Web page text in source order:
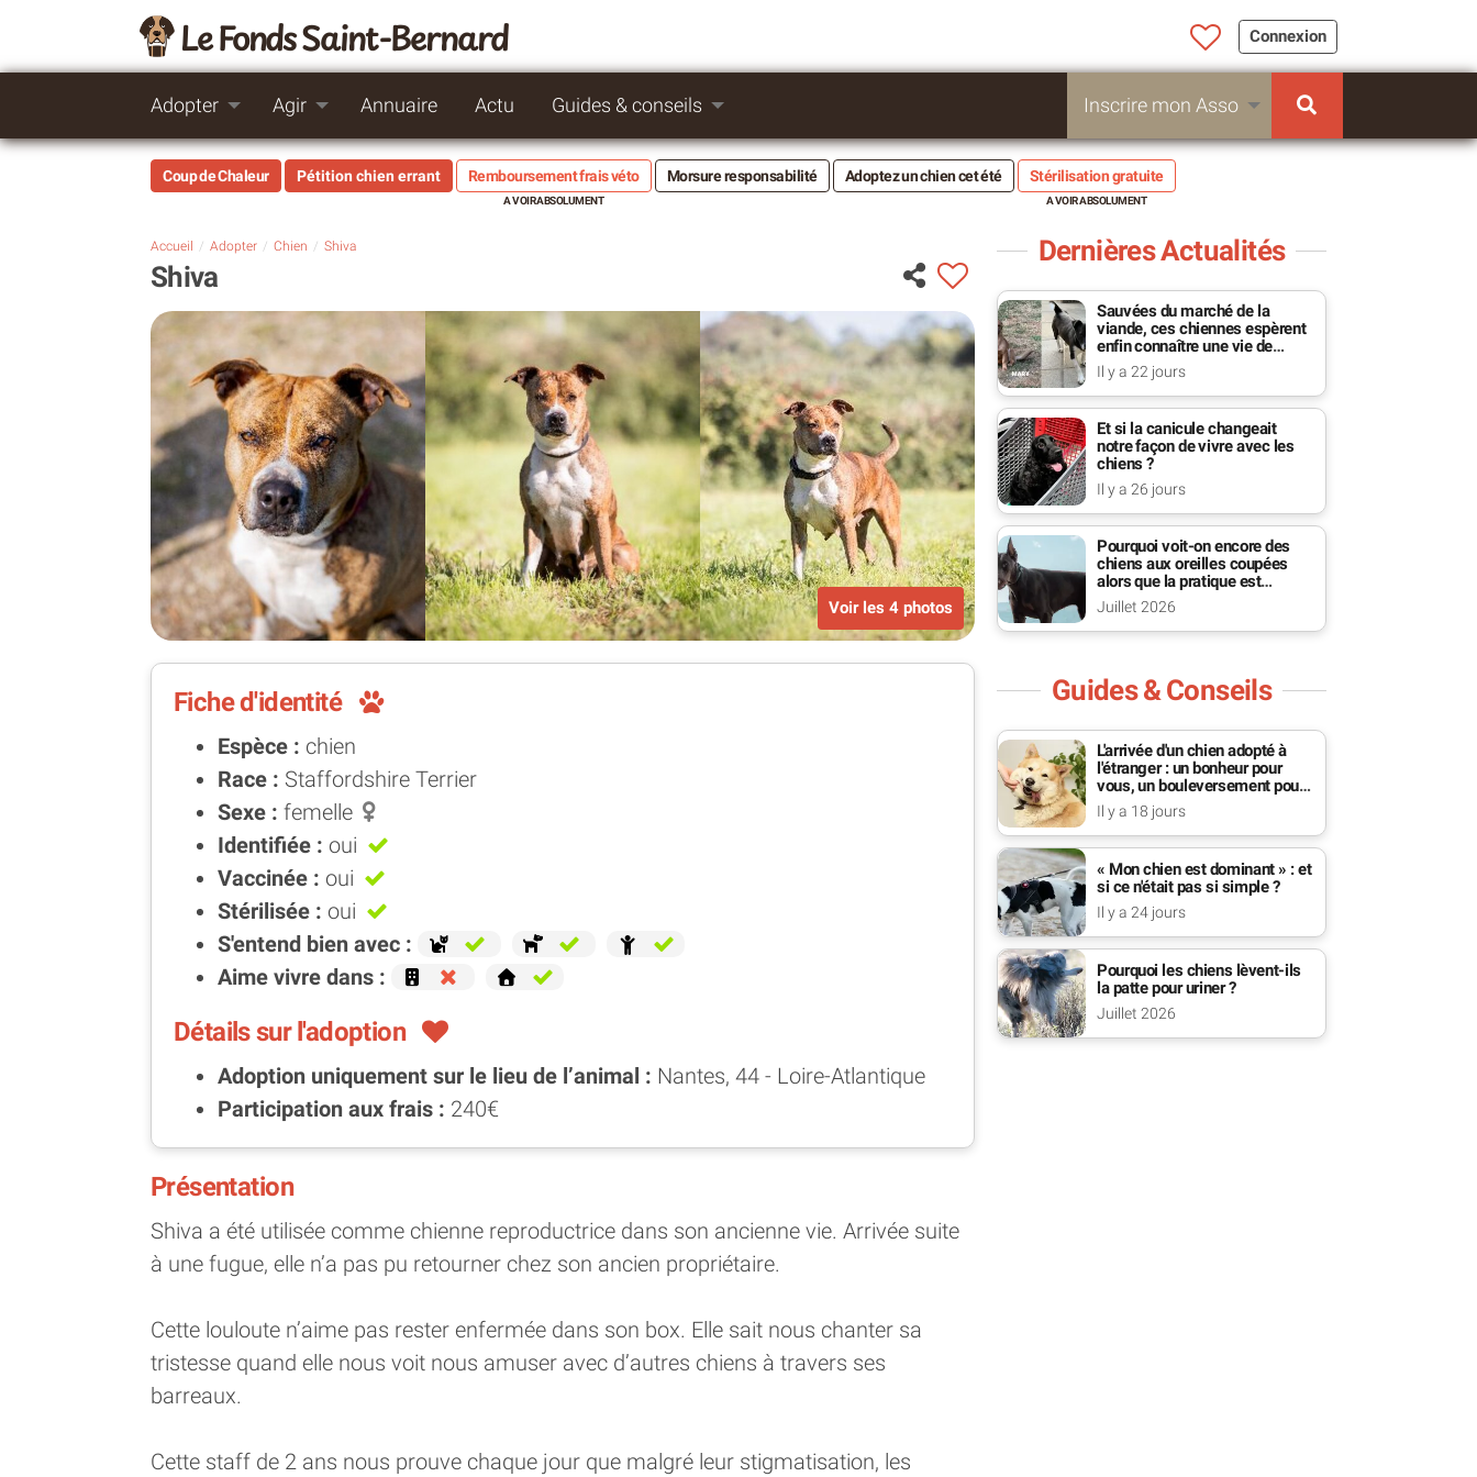
Le Fonds Saint-Bernard Connexion
Adopter Agir Annuaire Actu Guides & conseils Inscrire mon Asso
Coup de Chaleur Pétition chien errant Remboursement frais véto Morsure responsabilité Adoptez un chien cet été Stérilisation gratuite
Accueil Adopter Chien Shiva
Shiva
Voir les 4 photos
Fiche d'identité
Espèce : chien
Race : Staffordshire Terrier
Sexe : femelle
Identifiée : oui
Vaccinée : oui
Stérilisée : oui
S'entend bien avec :
Aime vivre dans :
Détails sur l'adoption
Adoption uniquement sur le lieu de l’animal : Nantes, 44 - Loire-Atlantique
Participation aux frais : 240€
Présentation
Shiva a été utilisée comme chienne reproductrice dans son ancienne vie. Arrivée suite
à une fugue, elle n’a pas pu retourner chez son ancien propriétaire.
Cette louloute n’aime pas rester enfermée dans son box. Elle sait nous chanter sa
tristesse quand elle nous voit nous amuser avec d’autres chiens à travers ses
barreaux.
Cette staff de 2 ans nous prouve chaque jour que malgré leur stigmatisation, les
Dernières Actualités
Sauvées du marché de la
viande, ces chiennes espèrent
enfin connaître une vie de
famille
Il y a 22 jours
Et si la canicule changeait
notre façon de vivre avec les
chiens ?
Il y a 26 jours
Pourquoi voit-on encore des
chiens aux oreilles coupées
alors que la pratique est
interdite ?
Juillet 2026
Guides & Conseils
L'arrivée d'un chien adopté à
l'étranger : un bonheur pour
vous, un bouleversement pour
lui
Il y a 18 jours
« Mon chien est dominant » : et
si ce n'était pas si simple ?
Il y a 24 jours
Pourquoi les chiens lèvent-ils
la patte pour uriner ?
Juillet 2026